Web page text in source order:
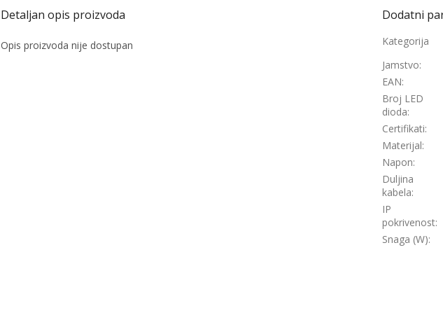
Opis proizvoda nije dostupan
Jamstvo:
EAN:
Broj LED
dioda:
Certifikati:
Materijal:
Napon:
Duljina
kabela:
IP
pokrivenost:
Snaga (W):